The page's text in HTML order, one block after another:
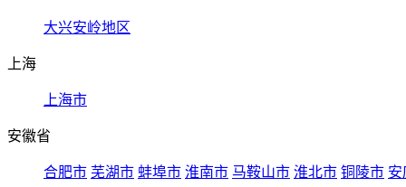
大兴安岭地区
上海
上海市
安徽省
合肥市 芜湖市 蚌埠市 淮南市 马鞍山市 淮北市 铜陵市 安